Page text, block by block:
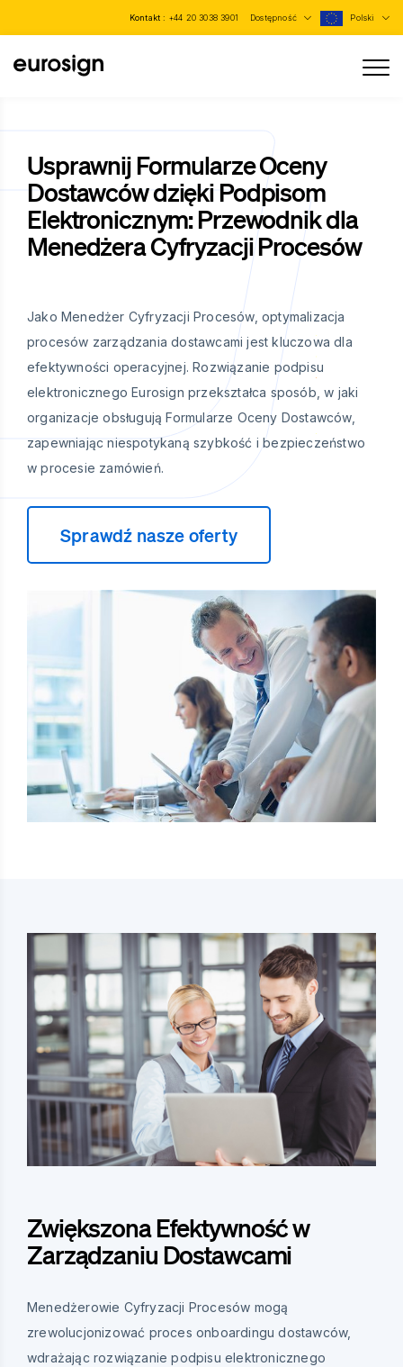
Kontakt : +44 20 3038 3901 Dostępność Polski
Usprawnij Formularze Oceny
Dostawców dzięki Podpisom
Elektronicznym: Przewodnik dla
Menedżera Cyfryzacji Procesów
Jako Menedżer Cyfryzacji Procesów, optymalizacja
procesów zarządzania dostawcami jest kluczowa dla
efektywności operacyjnej. Rozwiązanie podpisu
elektronicznego Eurosign przekształca sposób, w jaki
organizacje obsługują Formularze Oceny Dostawców,
zapewniając niespotykaną szybkość i bezpieczeństwo
w procesie zamówień.
Sprawdź nasze oferty
Zwiększona Efektywność w
Zarządzaniu Dostawcami
Menedżerowie Cyfryzacji Procesów mogą
zrewolucjonizować proces onboardingu dostawców,
wdrażając rozwiązanie podpisu elektronicznego